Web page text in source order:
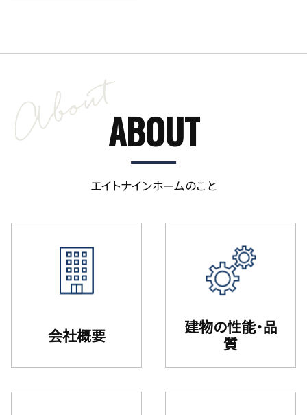
ABOUT
エイトナインホームのこと
会社概要
建物の性能・品
質